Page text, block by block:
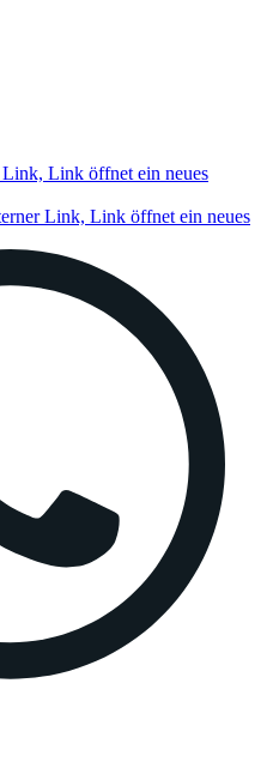
Link öffnet ein neues
Link, Link öffnet ein neues